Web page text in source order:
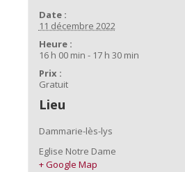
Date :
11 décembre 2022
Heure :
16 h 00 min - 17 h 30 min
Prix :
Gratuit
Lieu
Dammarie-lès-lys
Eglise Notre Dame
+ Google Map